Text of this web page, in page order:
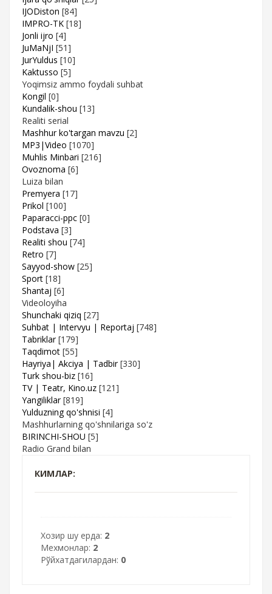
IJODiston [84]
IMPRO-TK [18]
Jonli ijro [4]
JuMaNjI [51]
JurYuldus [10]
Kaktusso [5]
Yoqimsiz ammo foydali suhbat
Kongil [0]
Kundalik-shou [13]
Realiti serial
Mashhur ko'targan mavzu [2]
MP3|Video [1070]
Muhlis Minbari [216]
Ovoznoma [6]
Luiza bilan
Premyera [17]
Prikol [100]
Paparacci-ppc [0]
Podstava [3]
Realiti shou [74]
Retro [7]
Sayyod-show [25]
Sport [18]
Shantaj [6]
Videoloyiha
Shunchaki qiziq [27]
Suhbat | Intervyu | Reportaj [748]
Tabriklar [179]
Taqdimot [55]
Hayriya| Akciya | Tadbir [330]
Turk shou-biz [16]
TV | Teatr, Kino.uz [121]
Yangiliklar [819]
Yulduzning qo'shnisi [4]
Mashhurlarning qo'shnilariga so'z
BIRINCHI-SHOU [5]
Radio Grand bilan
КИМЛАР:
Хозир шу ерда: 2
Мехмонлар: 2
Рўйхатдагилардан: 0